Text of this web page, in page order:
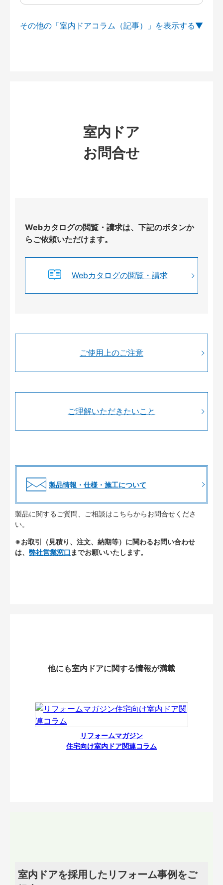
その他の「室内ドアコラム（記事）」を
室内ドア
お問合せ
Webカタログの閲覧・請求は、下記のボタンか
らご依頼いただけます。
Webカタログの閲覧・請求
ご使用上のご注意
ご理解いただきたいこと
製品情報・仕様・施工について
製品に関するご質問、ご相談はこちらからお問合せくださ
い。
※お取引（見積り、注文、納期等）に関わるお問い合わせ
は、 弊社営業窓口 までお願いいたします。
他にも室内ドアに関する情報が満載
リフォームマガジン
住宅向け室内ドア関連コラム
室内ドアを採用したリフォーム事例をご